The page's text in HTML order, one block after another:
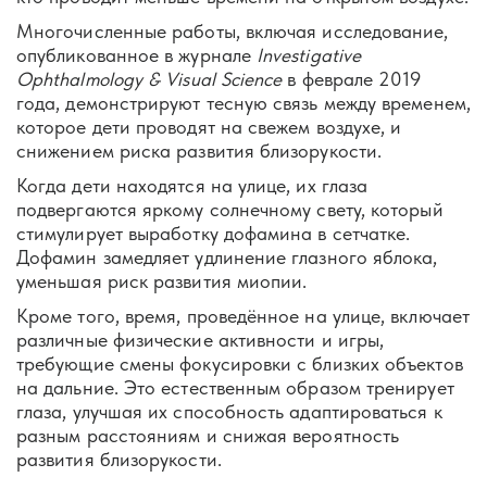
Многочисленные работы, включая исследование,
опубликованное в журнале Investigative
Ophthalmology & Visual Scienceв феврале 2019
года, демонстрируют тесную связь между временем,
которое дети проводят на свежем воздухе, и
снижением риска развития близорукости.
Когда дети находятся на улице, их глаза
подвергаются яркому солнечному свету, который
стимулирует выработку дофамина в сетчатке.
Дофамин замедляет удлинение глазного яблока,
уменьшая риск развития миопии.
Кроме того, время, проведённое на улице, включает
различные физические активности и игры,
требующие смены фокусировки с близких объектов
на дальние. Это естественным образом тренирует
глаза, улучшая их способность адаптироваться к
разным расстояниям и снижая вероятность
развития близорукости.